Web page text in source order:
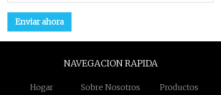
Enviar ahora
NAVEGACION RAPIDA
Hogar Sobre Nosotros Productos